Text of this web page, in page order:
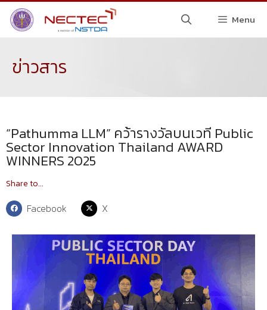
Menu
ข่าวสาร
“Pathumma LLM” คว้ารางวัลบนเวที Public
Sector Innovation Thailand AWARD
WINNERS 2025
Share to...
Facebook X